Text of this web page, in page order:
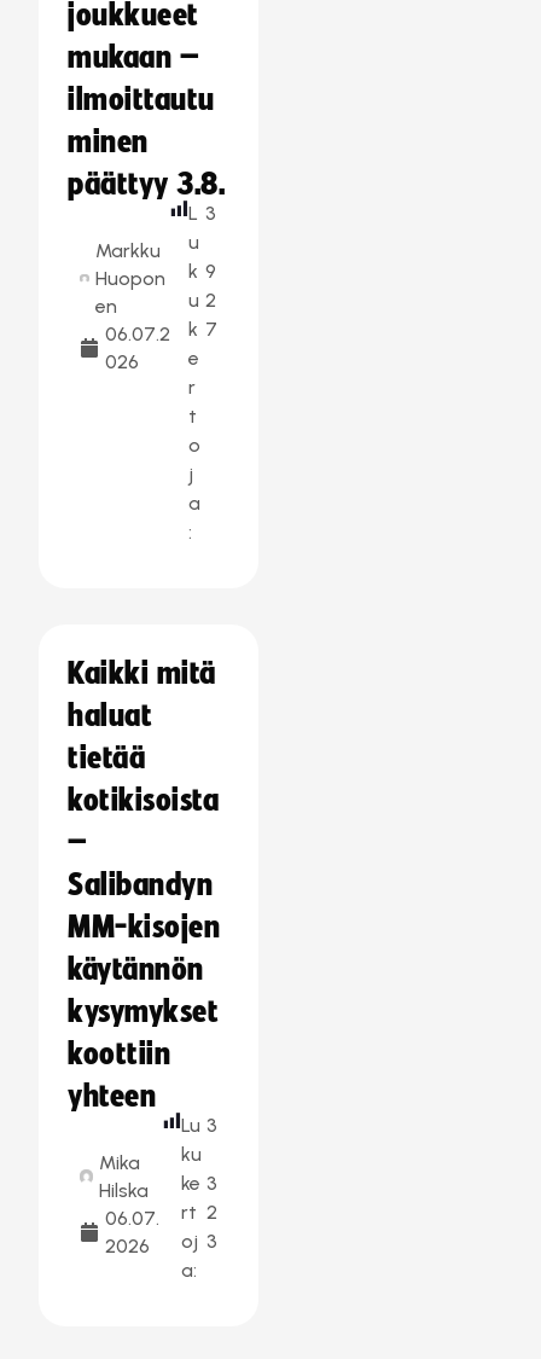
joukkueet
mukaan –
ilmoittautu
minen
päättyy 3.8.
Markku
Huopon
en
06.07.2
026
L
u
k
u
k
e
r
t
o
j
a
:
3
9
2
7
Kaikki mitä
haluat
tietää
kotikisoista
–
Salibandyn
MM-kisojen
käytännön
kysymykset
koottiin
yhteen
Mika
Hilska
06.07.
2026
Lu
ku
ke
rt
oj
a:
3
3
2
3